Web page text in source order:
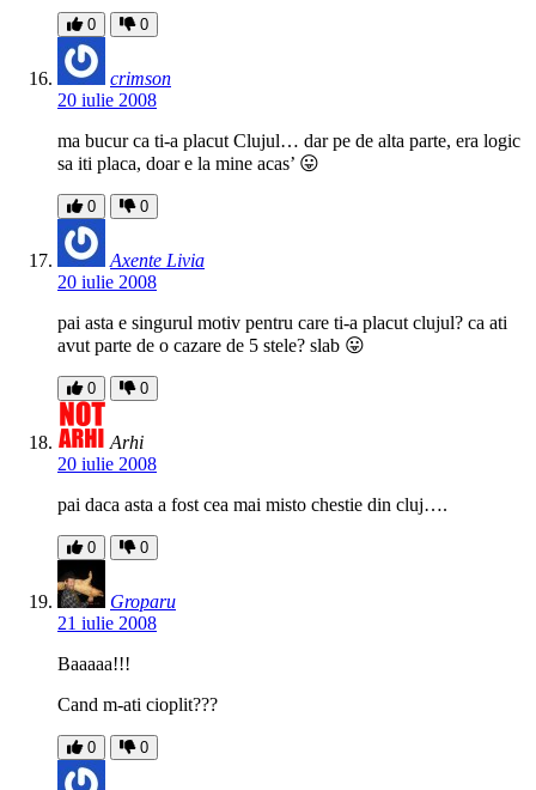
0 0
crimson
20 iulie 2008
ma bucur ca ti-a placut Clujul… dar pe de alta parte, era logic
sa iti placa, doar e la mine acas’ 😛
0 0
Axente Livia
20 iulie 2008
pai asta e singurul motiv pentru care ti-a placut clujul? ca ati
avut parte de o cazare de 5 stele? slab 😛
0 0
Arhi
20 iulie 2008
pai daca asta a fost cea mai misto chestie din cluj….
0 0
Groparu
21 iulie 2008
Baaaaa!!!
Cand m-ati cioplit???
0 0